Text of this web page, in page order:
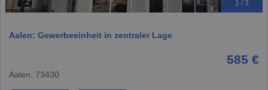
1 / 3
Aalen: Gewerbeeinheit in zentraler Lage
585 €
Aalen, 73430